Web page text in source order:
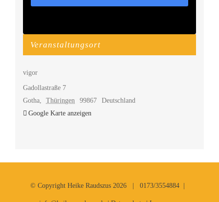
Veranstaltungsort
vigor
Gadollastraße 7
Gotha, Thüringen 99867
Deutschland
Google Karte anzeigen
© Copyright Heike Raudszus 2026 | 0173/3554884 |